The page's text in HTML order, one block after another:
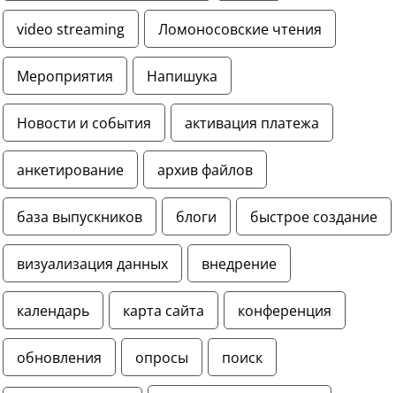
video streaming Ломоносовские чтения
Мероприятия Напишука
Новости и события активация платежа
анкетирование архив файлов
база выпускников блоги быстрое создание
визуализация данных внедрение
календарь карта сайта конференция
обновления опросы поиск